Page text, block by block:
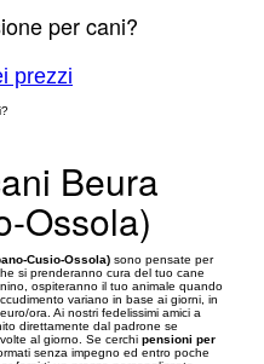
per cani?
prezzi
Beura
Ossola)
Cusio-Ossola) sono pensate per
si prenderanno cura del tuo cane
ospiteranno il tuo animale quando
variano in base ai giorni, in
ora. Ai nostri fedelissimi amici a
direttamente dal padrone se
al giorno. Se cerchi pensioni per
senza impegno ed entro poche